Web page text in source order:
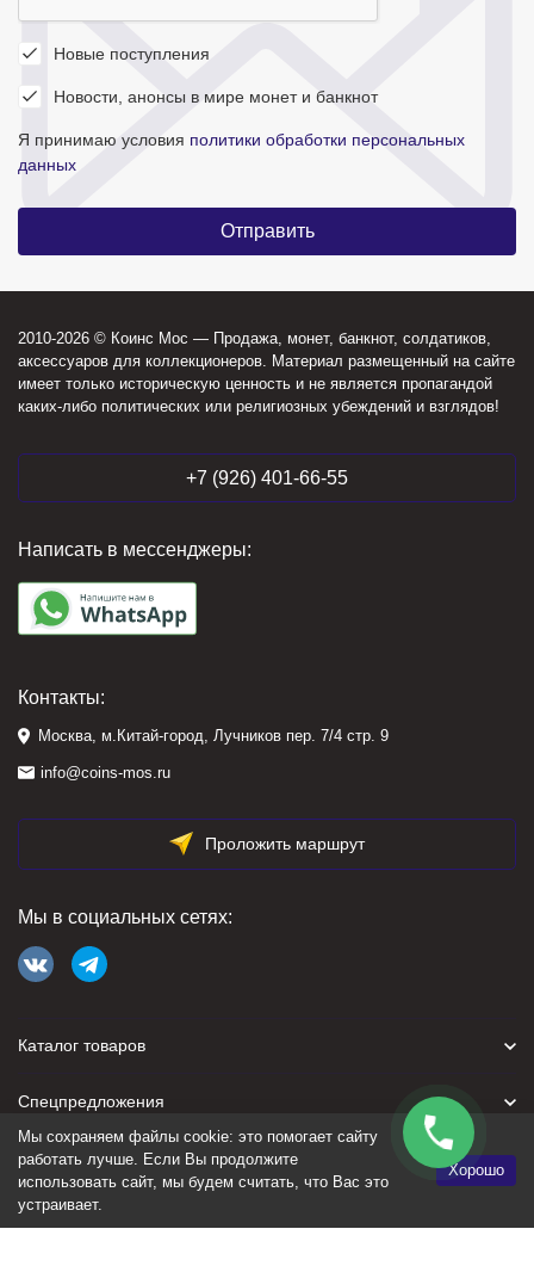
Новые поступления
Новости, анонсы в мире монет и банкнот
Я принимаю условия политики обработки персональных
данных
2010-2026 © Коинс Мос — Продажа, монет, банкнот, солдатиков,
аксессуаров для коллекционеров. Материал размещенный на сайте
имеет только историческую ценность и не является пропагандой
каких-либо политических или религиозных убеждений и взглядов!
+7 (926) 401-66-55
Написать в мессенджеры:
Контакты:
Москва, м.Китай-город, Лучников пер. 7/4 стр. 9
info@coins-mos.ru
Проложить маршрут
Мы в социальных сетях:
Каталог товаров
Спецпредложения
Для покупателя
Политика персональных данных
Мы сохраняем файлы cookie: это помогает сайту
работать лучше. Если Вы продолжите
использовать сайт, мы будем считать, что Вас это
устраивает.
Хорошо